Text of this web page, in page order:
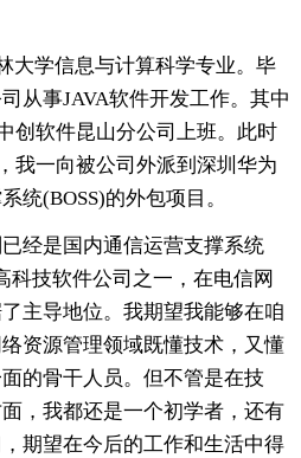
大学信息与计算科学专业。毕
从事JAVA软件开发工作。其中
创软件昆山分公司上班。此时
我一向被公司外派到深圳华为
统(BOSS)的外包项目。
经是国内通信运营支撑系统
科技软件公司之一，在电信网
主导地位。我期望我能够在咱
资源管理领域既懂技术，又懂
的骨干人员。但不管是在技
，我都还是一个初学者，还有
期望在今后的工作和生活中得